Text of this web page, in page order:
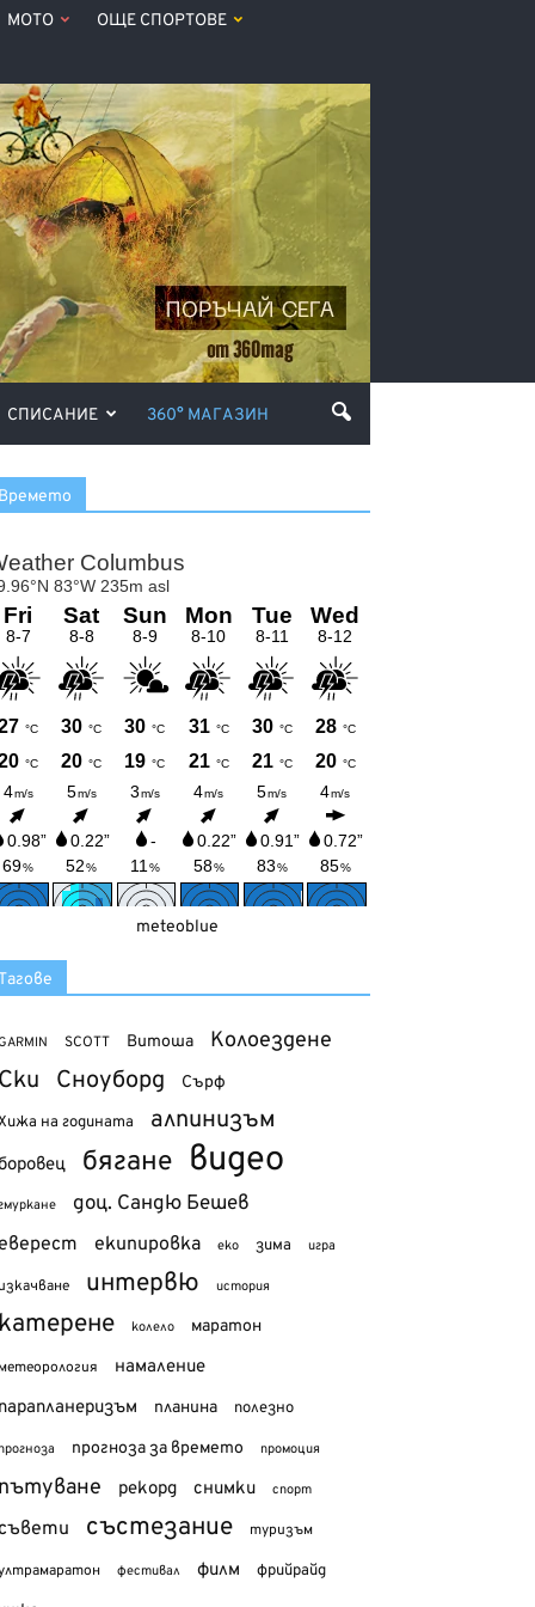
МОТО ОЩЕ СПОРТОВЕ
СПИСАНИЕ 360° МАГАЗИН
meteoblue
SCOTT Витоша Колоездене
Сноуборд Сърф
на годината алпинизъм
бягане видео
доц. Сандю Бешев
екипировка еко зима игра
интервю история
колело маратон
намаление
планина полезно
прогноза за времето промоция
рекорд снимки спорт
състезание туризъм
фестивал филм фрийрайд